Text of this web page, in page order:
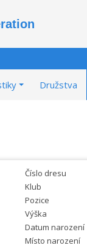
Družstva
Číslo dresu
Klub
Pozice
Výška
Datum narození
Místo narození